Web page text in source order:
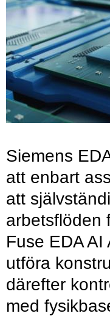
Siemens
att enbart
att
arbetsflöden
Fuse EDA
utföra
därefter
med